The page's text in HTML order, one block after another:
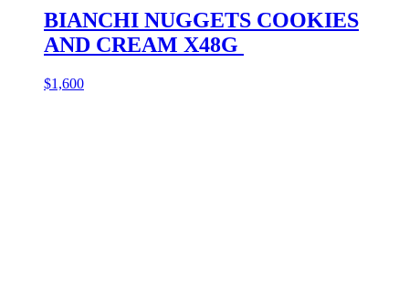
BIANCHI NUGGETS COOKIES
AND CREAM X48G
$1,600